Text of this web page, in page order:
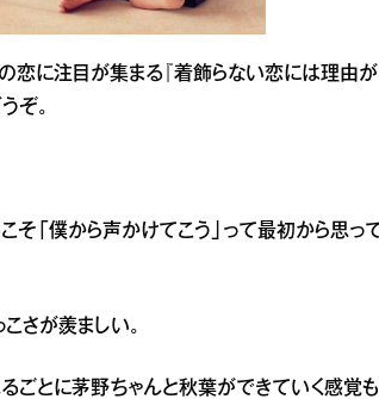
恋に注目が集まる『着飾らない恋には理由が
ぞ。
そ「僕から声かけてこう」って最初から思って
さが羨ましい。
ごとに茅野ちゃんと秋葉ができていく感覚も